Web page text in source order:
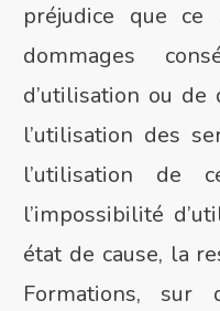
préjudice que
dommages
d’utilisation ou
l’utilisation des
l’utilisation de
l’impossibilité
état de cause, la
Formations,